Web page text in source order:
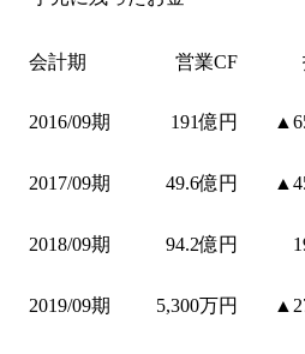
会計期 営業CF
2016/09期 191億円
2017/09期 49.6億円
2018/09期 94.2億円
2019/09期 5,300万円